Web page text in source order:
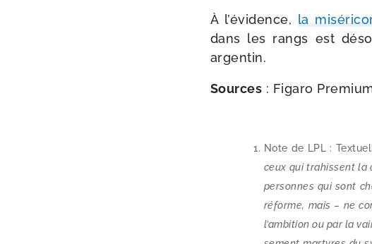
À l’é­vi­dence, la
dans les rangs est
argentin.
Sources : Figaro
Note de LPL :
ceux qui tra­hissent la
per­sonnes qui sont
réforme, mais – ne
l’ambition ou par la